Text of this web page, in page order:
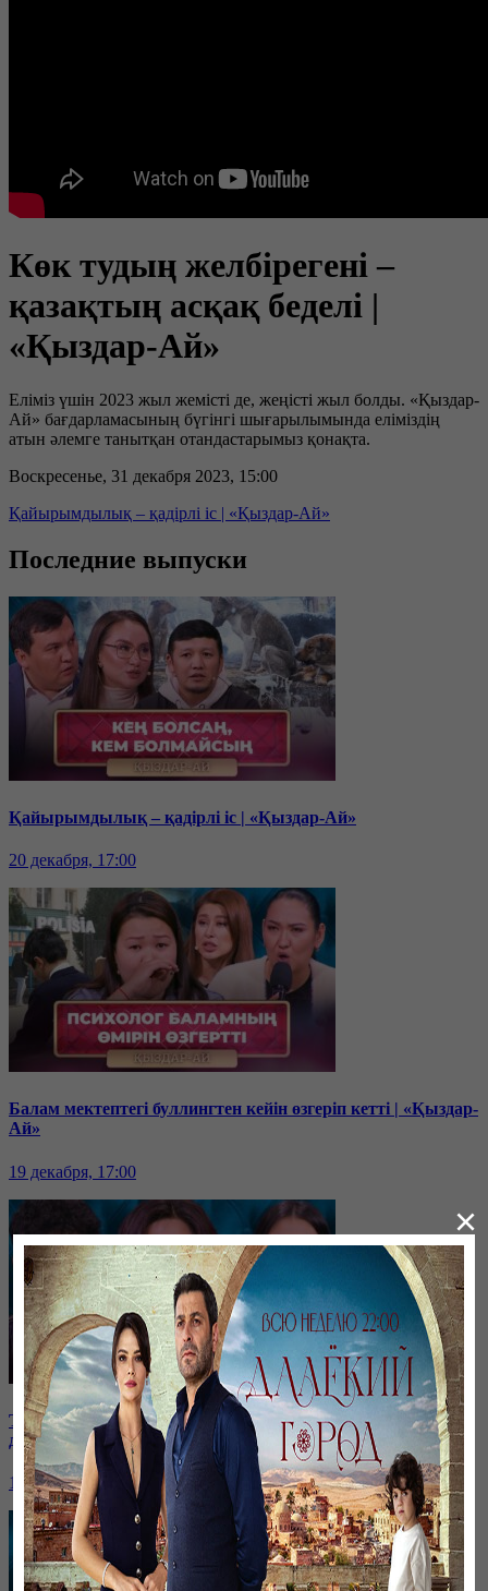
Көк тудың желбірегені –
қазақтың асқақ беделі |
«Қыздар-Ай»
Еліміз үшін 2023 жыл жемісті де, жеңісті жыл болды. «Қыздар-
Ай» бағдарламасының бүгінгі шығарылымында еліміздің
атын әлемге танытқан отандастарымыз қонақта.
Воскресенье, 31 декабря 2023, 15:00
Қайырымдылық – қадірлі іс | «Қыздар-Ай»
Последние выпуски
Қайырымдылық – қадірлі іс | «Қыздар-Ай»
20 декабря, 17:00
Балам мектептегі буллингтен кейін өзгеріп кетті | «Қыздар-
Ай»
19 декабря, 17:00
ТОЛЫҚ НҰСҚА! | Қазақстанның жетістікке жеткен
дарынды жастары | «Қыздар-Ай»
18 декабря, 17:00
×